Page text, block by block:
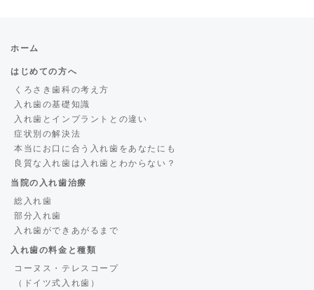
ホーム
はじめての方へ
くろさき歯科の考え方
入れ歯の基礎知識
入れ歯とインプラントとの違い
症状別の解決法
本当にお口に合う入れ歯をあなたにも
良質な入れ歯は入れ歯とわからない？
当院の入れ歯治療
総入れ歯
部分入れ歯
入れ歯ができあがるまで
入れ歯の料金と種類
コーヌス・テレスコープ
（ドイツ式入れ歯）